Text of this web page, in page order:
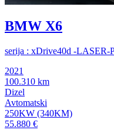
BMW X6
serija : xDrive40d -
2021
100.310 km
Dizel
Avtomatski
250KW (340KM)
55.880 €